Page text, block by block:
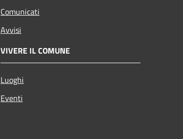
Comunicati
Avvisi
VIVERE IL COMUNE
Luoghi
Eventi